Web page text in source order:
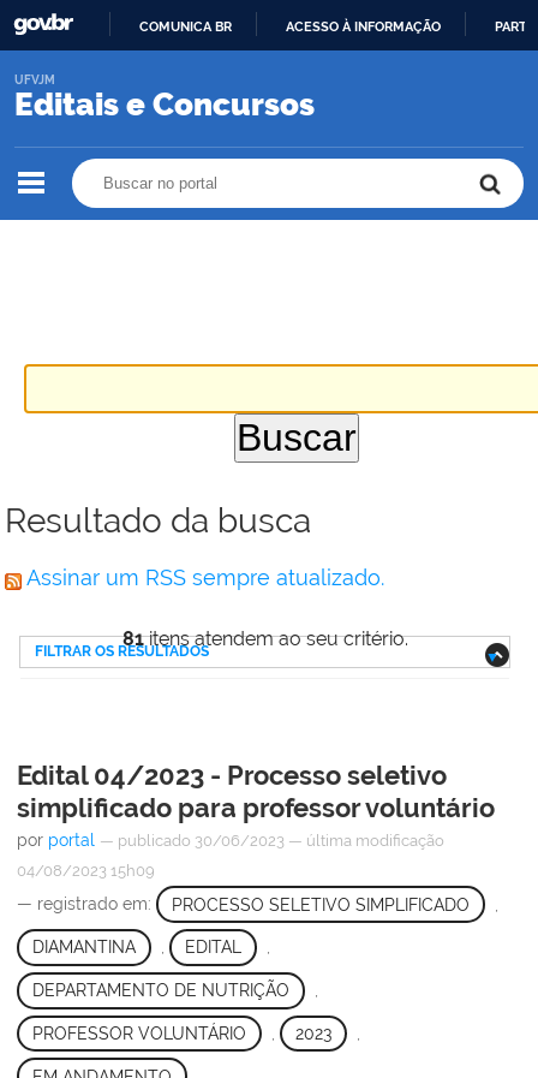
O
COMUNICA BR ACESSO À INFORMAÇÃO
Editais e Concursos
UFVJM
Resultado da busca
Assinar um RSS sempre atualizado.
81itens atendem ao seu critério.
FILTRAR OS RESULTADOS
Edital 04/2023 - Processo seletivo
simplificado para professor voluntário
por portal — publicado 30/06/2023 — última modificação
04/08/2023 15h09
— registrado em: PROCESSO SELETIVO SIMPLIFICADO
DIAMANTINA , EDITAL ,
DEPARTAMENTO DE NUTRIÇÃO
PROFESSOR VOLUNTÁRIO 2023